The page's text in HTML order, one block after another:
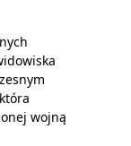
wojną